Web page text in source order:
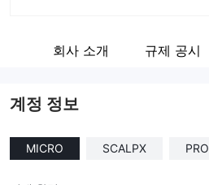
기업 직원
회사 소개 규제 공시
계정 정보
MICRO SCALPX PRO